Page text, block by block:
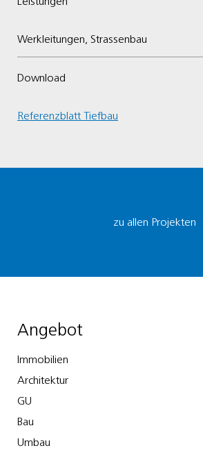
Werkleitungen, Strassenbau
Download
Referenzblatt Tiefbau
zu allen Projekten
Angebot
Immobilien
Architektur
GU
Bau
Umbau